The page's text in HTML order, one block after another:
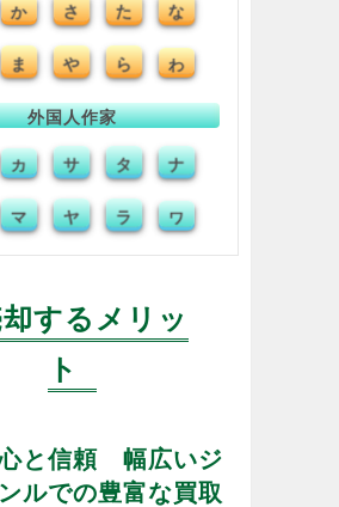
か さ た な
ま や ら わ
外国人作家
カ サ タ ナ
マ ヤ ラ ワ
するメリッ
ト
と信頼 幅広いジ
ルでの豊富な買取